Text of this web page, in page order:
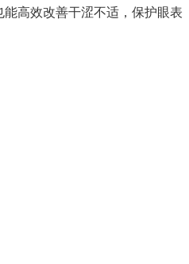
高效改善干涩不适，保护眼表